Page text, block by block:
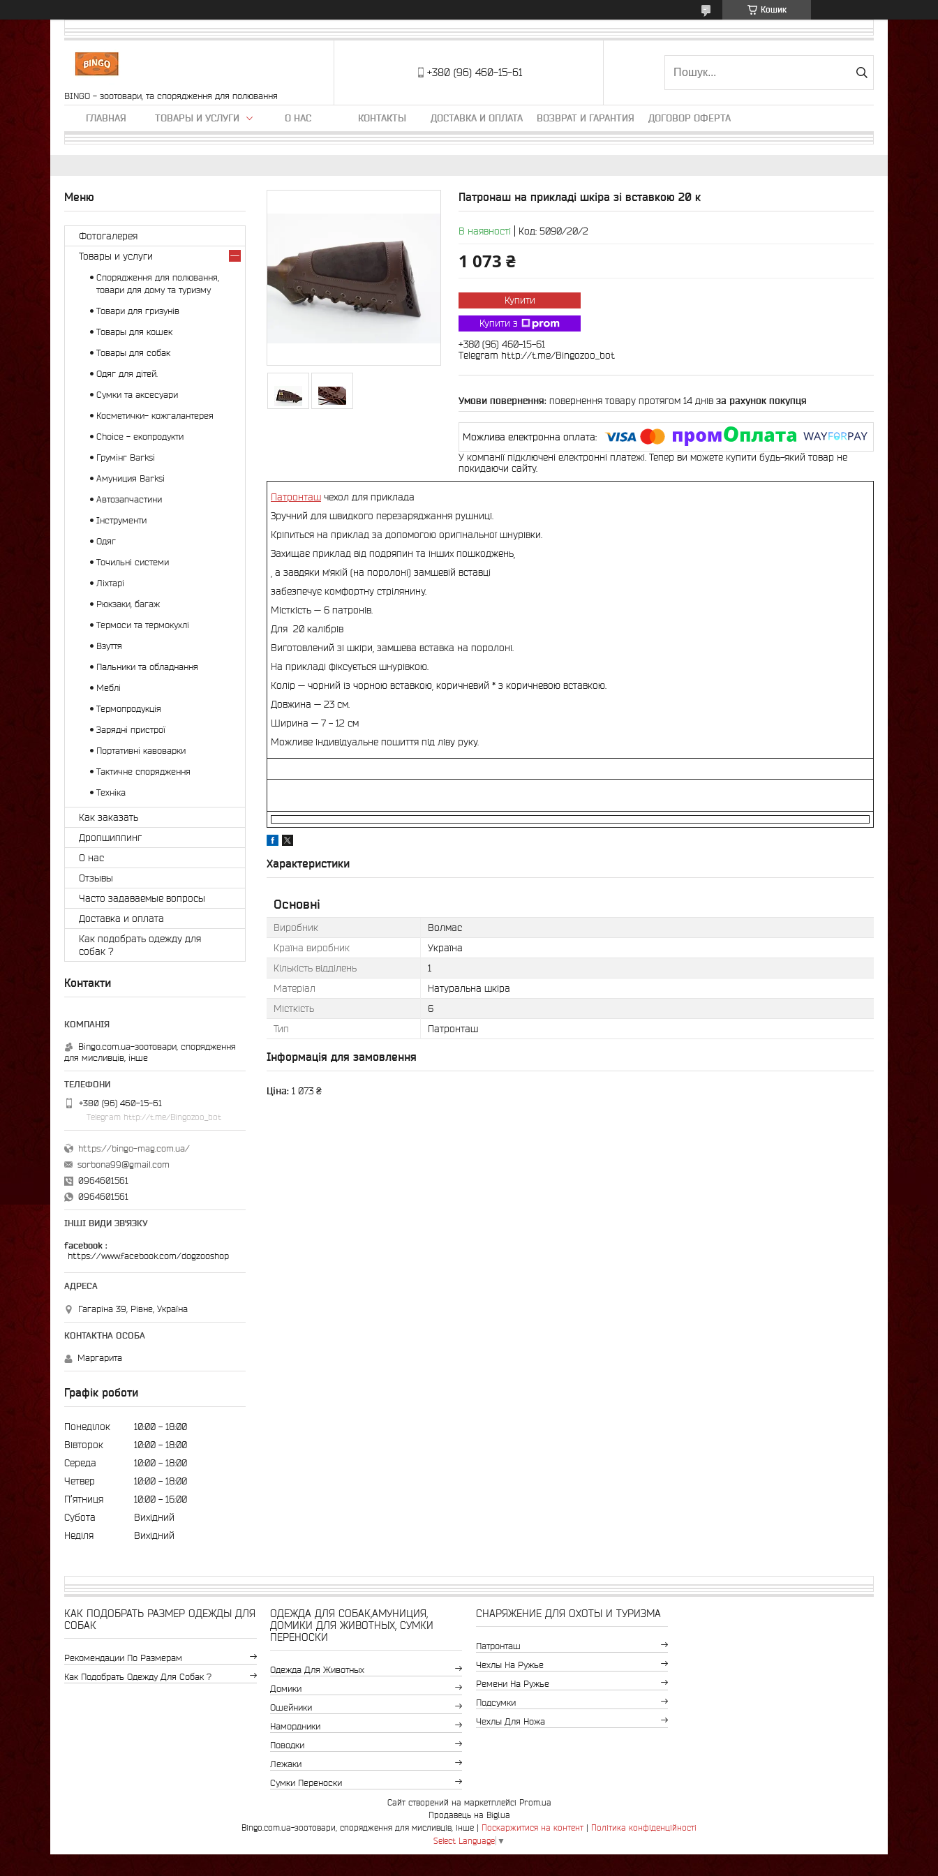
Кошик
BINGO - зоотовари, та спорядження для полювання
+380 (96) 460-15-61
ГЛАВНАЯ ТОВАРЫ И УСЛУГИ О НАС КОНТАКТЫ ДОСТАВКА И ОПЛАТА ВОЗВРАТ И ГАРАНТИЯ ДОГОВОР ОФЕРТА
Патронаш на прикладі шкіра зі вставкою 20 к
В наявності Код: 5090/20/2
1 073 ₴
Купити
Купити з
+380 (96) 460-15-61
Telegram http://t.me/Bingozoo_bot
повернення товару протягом 14 днів за рахунок покупця
У компанії підключені електронні платежі. Тепер ви можете купити будь-який товар не
покидаючи сайту.
Патронташ чехол для приклада
Зручний для швидкого перезаряджання рушниці.
Кріпиться на приклад за допомогою оригінальної шнурівки.
Захищає приклад від подряпин та інших пошкоджень,
, а завдяки м'якій (на поролоні) замшевій вставці
забезпечує комфортну стрілянину.
Місткість — 6 патронів.
Для 20 калібрів
Виготовлений зі шкіри, замшева вставка на поролоні.
На прикладі фіксується шнурівкою.
Колір — чорний із чорною вставкою, коричневий * з коричневою вставкою.
Довжина — 23 см.
Ширина — 7 - 12 см
Можливе індивідуальне пошиття під ліву руку.
Характеристики
Основні
Виробник
Волмас
Країна виробник
Україна
Кількість відділень
1
Матеріал
Натуральна шкіра
Місткість
6
Тип
Патронташ
Інформація для замовлення
Ціна: 1 073 ₴
Фотогалерея
Товары и услуги
Спорядження для полювання,
товари для дому та туризму
Товари для гризунів
Товары для кошек
Товары для собак
Одяг для дітей.
Сумки та аксесуари
Косметички- кожгалантерея
Choice - екопродукти
Грумінг Barksi
Амуниция Barksi
Автозапчастини
Інструменти
Одяг
Точильні системи
Ліхтарі
Рюкзаки, багаж
Термоси та термокухлі
Взуття
Пальники та обладнання
Меблі
Термопродукція
Зарядні пристрої
Портативні кавоварки
Тактичне спорядження
Техніка
Как заказать
Дропшиппинг
О нас
Отзывы
Часто задаваемые вопросы
Доставка и оплата
Как подобрать одежду для
собак ?
Контакти
Bingo.com.ua-зоотовари, спорядження
для мисливців, інше
+380 (96) 460-15-61
Telegram http://t.me/Bingozoo_bot
https://bingo-mag.com.ua/
sorbona99@gmail.com
0964601561
0964601561
ІНШІ ВИДИ ЗВ'ЯЗКУ
facebook
https://www.facebook.com/dogzooshop
Гагаріна 39, Рівне, Україна
Маргарита
Графік роботи
Понеділок 10:00
18:00
Вівторок
10:00
18:00
Середа
10:00
18:00
Четвер
10:00
18:00
Пʼятниця
10:00
16:00
Субота
Вихідний
Неділя
Вихідний
КАК ПОДОБРАТЬ РАЗМЕР ОДЕЖДЫ ДЛЯ
СОБАК
Рекомендации По Размерам
Как Подобрать Одежду Для Собак ?
ОДЕЖДА ДЛЯ СОБАК,АМУНИЦИЯ,
ДОМИКИ ДЛЯ ЖИВОТНЫХ, СУМКИ
ПЕРЕНОСКИ
Одежда Для Животных
Домики
Ошейники
Намордники
Поводки
Лежаки
Сумки Переноски
СНАРЯЖЕНИЕ ДЛЯ ОХОТЫ И ТУРИЗМА
Патронташ
Чехлы На Ружье
Ремени На Ружье
Подсумки
Чехлы Для Ножа
Сайт створений на маркетплейсі Prom.ua
Продавець на Bigl.ua
Поскаржитися на контент
Політика конфіденційності
Select Language ▼